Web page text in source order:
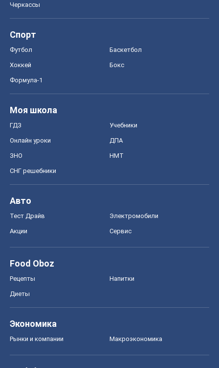
Черкассы
Спорт
Футбол Баскетбол
Хоккей Бокс
Формула-1
Моя школа
ГДЗ Учебники
Онлайн уроки ДПА
ЗНО НМТ
СНГ решебники
Авто
Тест Драйв Электромобили
Акции Сервис
Food Oboz
Рецепты Напитки
Диеты
Экономика
Рынки и компании Mакроэкономика